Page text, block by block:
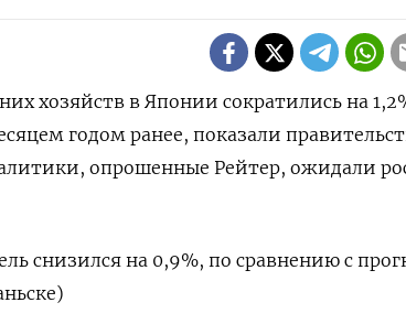
хозяйств в Японии сократились на
годом ранее, показали
опрошенные Рейтер, ожидали
снизился на 0,9%, по сравнению с